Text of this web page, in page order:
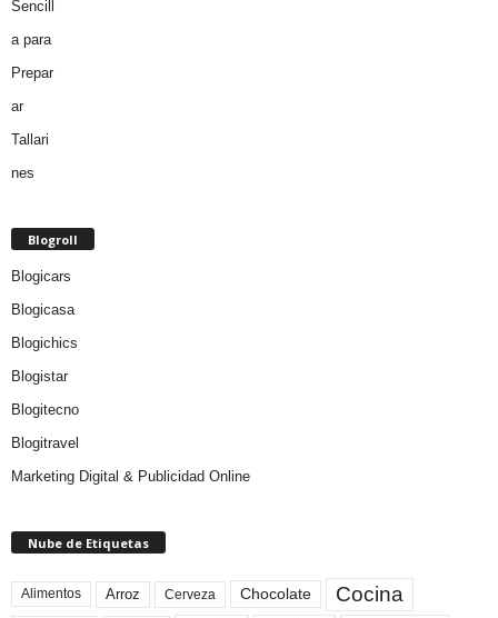
Blogroll
Blogicars
Blogicasa
Blogichics
Blogistar
Blogitecno
Blogitravel
Marketing Digital & Publicidad Online
Nube de Etiquetas
Alimentos Arroz Cerveza Chocolate Cocina